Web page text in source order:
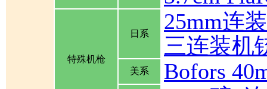
特殊机枪
日系
25mm连
三连装机
美系 Bofors